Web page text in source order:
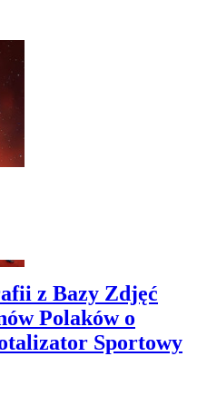
z Bazy Zdjęć
Polaków o
Sportowy